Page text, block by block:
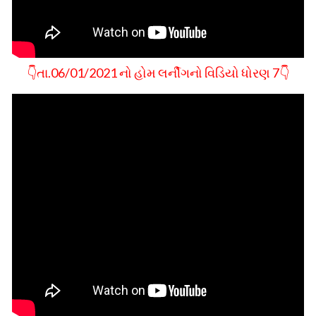
👇તા.06/01/2021 નો હોમ લર્નીગનો વિડિયો ધોરણ 7👇